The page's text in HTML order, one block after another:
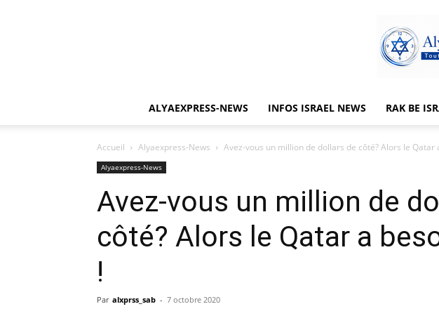
ALYAEXPRESS-NEWS INFOS ISRAEL NEWS RAK BE
Accueil Alyaexpress-News Avez-vous un million de dollars de côté? Alors le Qatar
Alyaexpress-News
Avez-vous un million de
côté? Alors le Qatar a
!
Par alxprss_sab - 7 octobre 2020